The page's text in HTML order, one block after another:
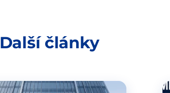
Další články